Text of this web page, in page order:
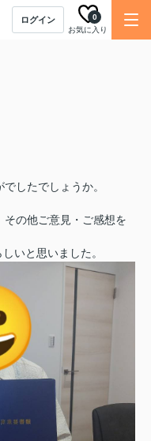
ログイン
お気に入り
0
したでしょうか。
の他ご意見・ご感想を
いと思いました。